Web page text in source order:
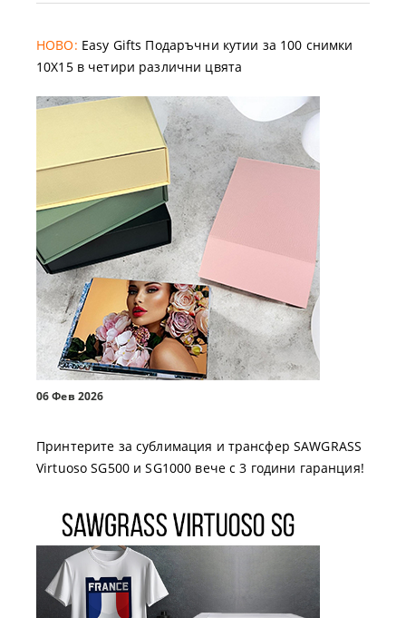
НОВО: Easy Gifts Подаръчни кутии за 100 снимки
10X15 в четири различни цвята
06 Фев 2026
Принтерите за сублимация и трансфер SAWGRASS
Virtuoso SG500 и SG1000 вече с 3 години гаранция!